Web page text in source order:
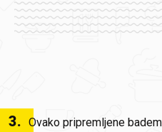
3. Ovako pripremljene